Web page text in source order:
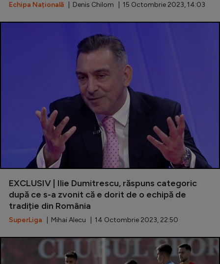
Echipa Națională | Denis Chilom | 15 Octombrie 2023, 14:03
EXCLUSIV | Ilie Dumitrescu, răspuns categoric
după ce s-a zvonit că e dorit de o echipă de
tradiție din România
SuperLiga | Mihai Alecu | 14 Octombrie 2023, 22:50